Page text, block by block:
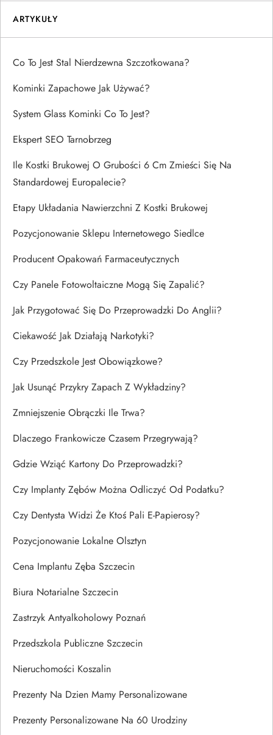
ARTYKUŁY
Co To Jest Stal Nierdzewna Szczotkowana?
Kominki Zapachowe Jak Używać?
System Glass Kominki Co To Jest?
Ekspert SEO Tarnobrzeg
Ile Kostki Brukowej O Grubości 6 Cm Zmieści Się Na
Standardowej Europalecie?
Etapy Układania Nawierzchni Z Kostki Brukowej
Pozycjonowanie Sklepu Internetowego Siedlce
Producent Opakowań Farmaceutycznych
Czy Panele Fotowoltaiczne Mogą Się Zapalić?
Jak Przygotować Się Do Przeprowadzki Do Anglii?
Ciekawość Jak Działają Narkotyki?
Czy Przedszkole Jest Obowiązkowe?
Jak Usunąć Przykry Zapach Z Wykładziny?
Zmniejszenie Obrączki Ile Trwa?
Dlaczego Frankowicze Czasem Przegrywają?
Gdzie Wziąć Kartony Do Przeprowadzki?
Czy Implanty Zębów Można Odliczyć Od Podatku?
Czy Dentysta Widzi Że Ktoś Pali E-Papierosy?
Pozycjonowanie Lokalne Olsztyn
Cena Implantu Zęba Szczecin
Biura Notarialne Szczecin
Zastrzyk Antyalkoholowy Poznań
Przedszkola Publiczne Szczecin
Nieruchomości Koszalin
Prezenty Na Dzien Mamy Personalizowane
Prezenty Personalizowane Na 60 Urodziny